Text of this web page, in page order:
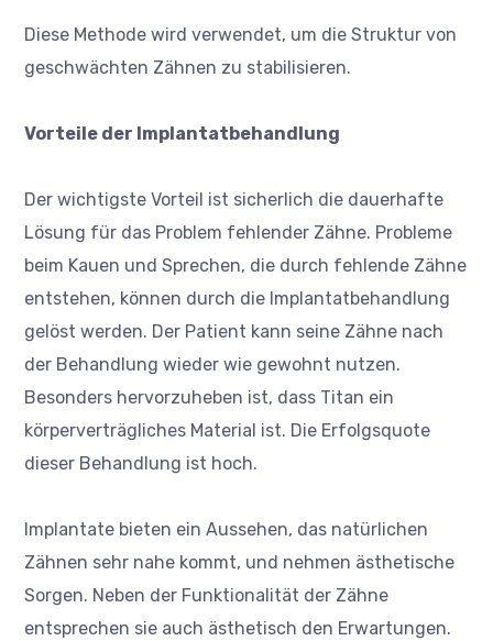
Diese Methode wird verwendet, um die Struktur von
geschwächten Zähnen zu stabilisieren.
Vorteile der Implantatbehandlung
Der wichtigste Vorteil ist sicherlich die dauerhafte
Lösung für das Problem fehlender Zähne. Probleme
beim Kauen und Sprechen, die durch fehlende Zähne
entstehen, können durch die Implantatbehandlung
gelöst werden. Der Patient kann seine Zähne nach
der Behandlung wieder wie gewohnt nutzen.
Besonders hervorzuheben ist, dass Titan ein
körperverträgliches Material ist. Die Erfolgsquote
dieser Behandlung ist hoch.
Implantate bieten ein Aussehen, das natürlichen
Zähnen sehr nahe kommt, und nehmen ästhetische
Sorgen. Neben der Funktionalität der Zähne
entsprechen sie auch ästhetisch den Erwartungen.